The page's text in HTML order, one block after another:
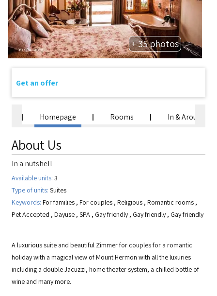
+ 35 photos
Homepage Rooms In & Around
About Us
In a nutshell
Available units: 3
Type of units: Suites
Keywords: For families , For couples , Religious , Romantic rooms ,
Pet Accepted , Dayuse , SPA , Gay friendly, Gay friendly, Gay friendly
A luxurious suite and beautiful Zimmer for couples for a romantic
holiday with a magical view of Mount Hermon with all the luxuries
including a double Jacuzzi, home theater system, a chilled bottle of
wine and many more.
Get an offer